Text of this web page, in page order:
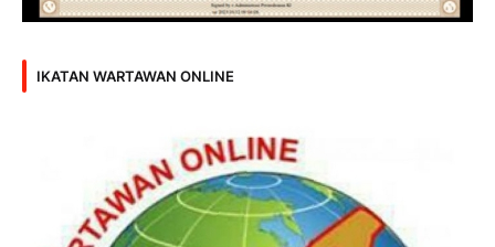
IKATAN WARTAWAN ONLINE